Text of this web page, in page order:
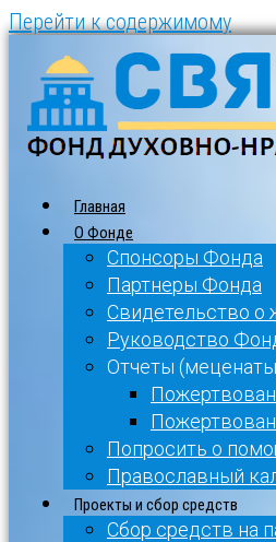
Перейти к содержимому
Главная
О Фонде
Спонсоры Фонда
Партнеры Фонда
Свидетельство о
Руководство
Отчеты
Попросить о
Православный
Проекты и сбор средств
Сбор средств на